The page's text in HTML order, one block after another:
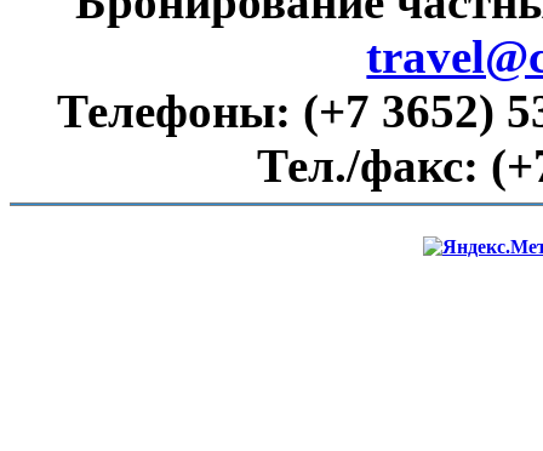
Телефоны: (+7 3652)
Тел./факс: